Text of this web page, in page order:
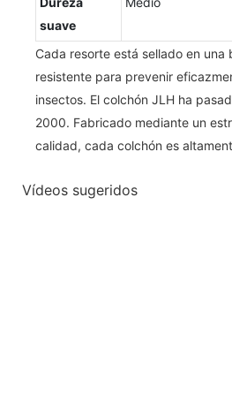
suave
Cada resorte está sellado en una
resistente para prevenir
insectos. El colchón JLH ha
2000. Fabricado mediante un
calidad, cada colchón es
Vídeos sugeridos